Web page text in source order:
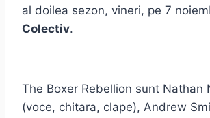
al doilea sezon, vineri, pe 7
Colectiv.
The Boxer Rebellion sunt Nathan
(voce, chitara, clape), Andrew